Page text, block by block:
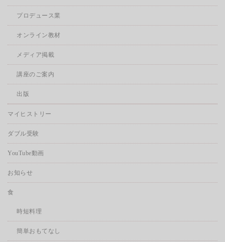
プロデュース業
オンライン教材
メディア掲載
講座のご案内
出版
マイヒストリー
ダブル受験
YouTube動画
お知らせ
食
時短料理
簡単おもてなし